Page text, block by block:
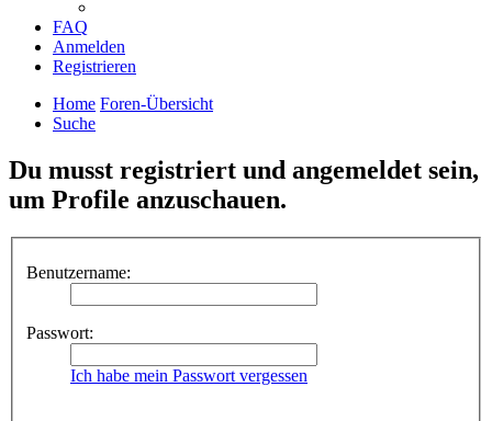
FAQ
Anmelden
Registrieren
Home Foren-Übersicht
Suche
Du musst registriert und angemeldet sein,
um Profile anzuschauen.
Benutzername:
Passwort:
Ich habe mein Passwort vergessen